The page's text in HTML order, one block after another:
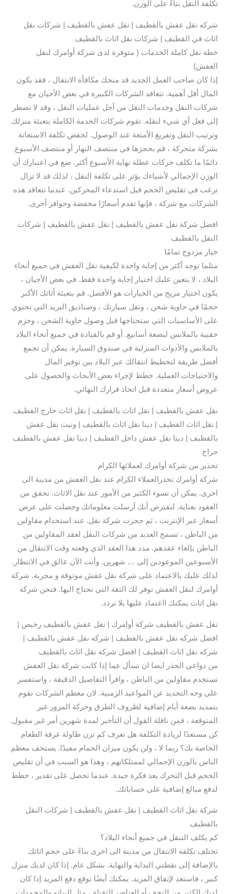
تكلفة النقل بناءً على الوزن.
شركه نقل عفش بالقطيف | نقل عفش بالقطيف | شركات نقل
اثاث في القطيف | شركات نقل اثاث بالقطيف
خطة نقل كاملة الخدمات ( متوفرة لدى شركة أوامرك لنقل
العفش)
إذا كان صاحب العمل الجديد قد منحك مكافأة الانتقال ، فقد يكون
المال أقل أهمية. تتعاقد الشركات الكبيرة في بعض الأحيان مع
شركات النقل وخدمات النقل من أجل عمليات النقل ، وقد لا تضطر
إلى فعل أي شيء لنقله. تقوم شركات الخدمة الكاملة بتعبئة منزلك
وترتيب النقل وتفريغ الأمتعة عند الوصول. لخفض تكلفة الاستعانة
بشركة متحركة ، قم بحجزها في منتصف النهار أو منتصف الأسبوع.
دائمًا ما تكلف حركات عطلة نهاية الأسبوع أكثر. ضع في اعتبارك أن
الوزن الإجمالي لأشياءك يؤثر على تكلفة النقل ، لذلك قد لا تزال
ترغب في تقليص الحجم قبل استدعاء المحركين. عندما تتعاقد هذه
الشركات مع شركة ، فإنها تقدم أسعارًا مخفضة وحوافز أخرى.
افضل شركة نقل عفش بالقطيف | نقل عفش بالقطيف | شركات
النقل بالقطيف
خيار مزدوج تمامًا
مثلما توجد أكثر من إجابة واحدة لكيفية نقل العفش في جميع أنحاء
البلاد ، لا يتعين عليك اختيار إجابة واحدة فقط. في بعض الأحيان ،
يكون اختيار مزيج من الخيارات هو الأفضل. قم بتعبئة أثاثك الأكبر
حجمًا في حاوية شحن ، ونقل سيارتك ، وصناديق البريد التي تحتوي
على الأساسيات التي ستحتاجها قبل وصول حاوية الشحن ، وحزم
حقيبة بالملابس لبضعة أسابيع. أو قم بالقيادة في جميع أنحاء البلاد
بالملابس والأدوات المنزلية في صندوق السيارة. يمكن أن تجمع
أفضل طريقة لتخطيط انتقالك عبر البلاد بين توفير المال
والاحتياجات العملية. خطط لإجراء بعض الأبحاث والحصول على
عروض أسعار متعددة قبل اتخاذ قرارك النهائي.
نقل عفش بالقطيف | نقل اثاث بالقطيف | نقل اثاث خارج القطيف
| نقل اثاث القطيف | دينا نقل اثاث بالقطيف | ونيت نقل عفش
بالقطيف | دينا نقل عفش داخل القطيف | دينا نقل عفش بالقطيف
حراج
تحذير من شركة أوامرك لعملائها الكرام
شركة أوامرك تحذرالعملاء الكرام عند نقل العفش من مدينة الى
اخرى. يمكن أن تسوء الكثير من الأمور عند نقل الاثاث. تحقق من
العقود بعناية. لنفترض أنك أرسلت معلوماتك وحصلت على عرض
أسعار عبر الإنترنت ، ثم حجزت شركة نقل. عند استخدام مقاولين
من الباطن ، تسمح العديد من شركات النقل لعقد المقاولين من
الباطن بإلغاء عقدهم. مدد هذا العقد الذي وقعته وقت الانتقال من
الأسبوعين الموعودين إلى … شهرين. وأنت الآن عالق في الانتظار.
لذلك عليك بالاعتماد على شركة نقل عفش موثوقة و مجربة. شركة
أوامرك لنقل العفش توفر لك الثقة التي تحتاج اليها. فنحن شركة
نقل اثاث يمكنك ااعتماد عليها بلا تردد.
نقل عفش بالقطيف شركة أوامرك | نقل عفش بالقطيف رخيص |
افضل شركه نقل عفش بالقطيف | شركه نقل عفش بالقطيف |
شركه نقل اثاث القطيف | افضل شركة نقل اثاث بالقطيف
من دواعي الحذر ايضا ان تسأل عما إذا كانت شركة نقل العفش
تستخدم مقاولين من الباطن ، واقرأ التفاصيل الدقيقة ، واستفسر
على وجه التحديد عن المواعيد الزمنية. لان معظم الشركات تقوم
بتمديد بضعة أيام إضافية لظروف الطرق وحركة المرور غير
المتوقعة ، فمن نافلة القول أن التأخير لمدة شهرين أمر غير مقبول.
كن مستعدًا لزيادة التكلفة هل تعرف كم تزن طاولة غرفة الطعام
الخاصة بك؟ ربما لا ، ولن يكون ميزان الحمام مفيدًا. يستخف معظم
الناس بالوزن الإجمالي لممتلكاتهم ، وهذا هو السبب في أن تقليص
الحجم قبل التحرك يعد فكرة جيدة. عندما تحصل على تقدير ، خطط
لدفع مبالغ إضافية على حساباتك.
شركة نقل اثاث القطيف | نقل عفش بالقطيف | شركات النقل
بالقطيف
كم يكلف التنقل في جميع أنحاء البلاد؟
تختلف تكلفة الانتقال من مدينة الى اخرى بناءً على حجم اثاثك
بالإضافة إلى نقطتي البداية والنهاية. بشكل عام. إذا كان لديك منزل
كبير ، فاستعد لإنفاق المزيد. يمكنك أيضًا توقع دفع المزيد إذا كان